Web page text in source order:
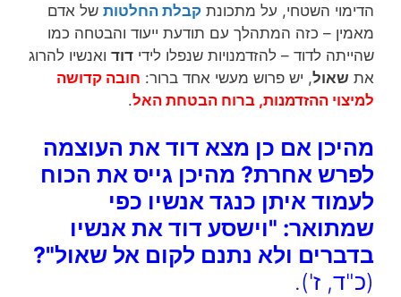
הדימוי השטחי, על מתכונת קבלת החלטות של אדם
מאמין – כזה המתהלך עם תודעת ייעוד והבטחה כמו
שהייתה לדוד – להזדמנויות שנפלו לידי דוד ואנשיו להרוג
את שאול, יש פרוש מעשי אחד ברור: חובה קדושה
למיצוי ההזדמנות, ברוח הבטחת האל.
מהיכן אם כן מצא דוד את העוצמה
לפרש אחרת? מהיכן גייס את הכוח
לעמוד איתן כנגד אנשיו כפי
שמתואר: "וישסע דוד את אנשיו
בדברים ולא נתנם לקום אל שאול"?
(כ"ד, ז').